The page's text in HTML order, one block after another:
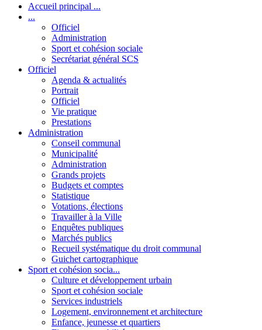
Accueil principal ...
...
Officiel
Administration
Sport et cohésion sociale
Secrétariat général SCS
Officiel
Agenda & actualités
Portrait
Officiel
Vie pratique
Prestations
Administration
Conseil communal
Municipalité
Administration
Grands projets
Budgets et comptes
Statistique
Votations, élections
Travailler à la Ville
Enquêtes publiques
Marchés publics
Recueil systématique du droit communal
Guichet cartographique
Sport et cohésion socia...
Culture et développement urbain
Sport et cohésion sociale
Services industriels
Logement, environnement et architecture
Enfance, jeunesse et quartiers